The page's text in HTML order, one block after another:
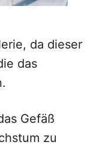
da dieser
das
Gefäß
zu